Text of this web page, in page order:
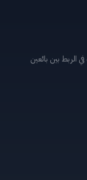
الربط بين بائعين